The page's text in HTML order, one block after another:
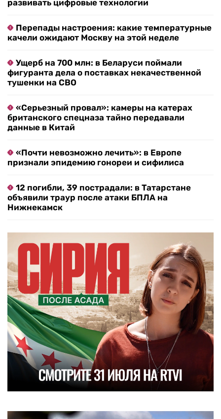
развивать цифровые технологии
Перепады настроения: какие температурные
качели ожидают Москву на этой неделе
Ущерб на 700 млн: в Беларуси поймали
фигуранта дела о поставках некачественной
тушенки на СВО
«Серьезный провал»: камеры на катерах
британского спецназа тайно передавали
данные в Китай
«Почти невозможно лечить»: в Европе
признали эпидемию гонореи и сифилиса
12 погибли, 39 пострадали: в Татарстане
объявили траур после атаки БПЛА на
Нижнекамск